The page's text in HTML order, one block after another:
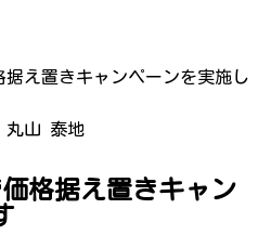
据え置きキャンペーンを実施し
丸山 泰地
格据え置きキャン